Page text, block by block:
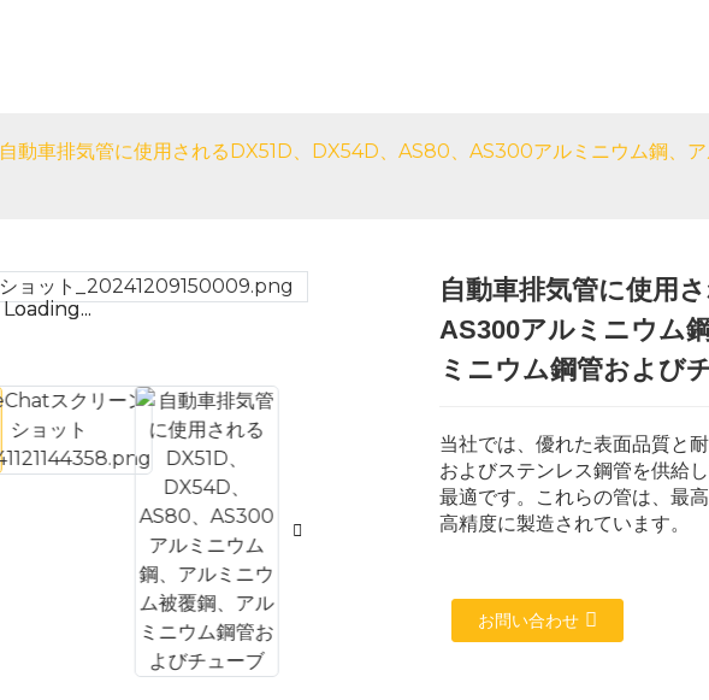
自動車排気管に使用されるDX51D、DX54D、AS80、AS300アルミニウム鋼、
Loading...
Loading... Loading...
Loading...
自動車排気管に使用
AS300アルミニウム
ミニウム鋼管および
当社では、優れた表面品質と
およびステンレス鋼管を供給
最適です。これらの管は、最
高精度に製造されています。
お問い合わせ